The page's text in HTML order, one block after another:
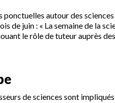
ponctuelles autour des
de juin : « La semaine de la
le rôle de tuteur auprès
de sciences sont